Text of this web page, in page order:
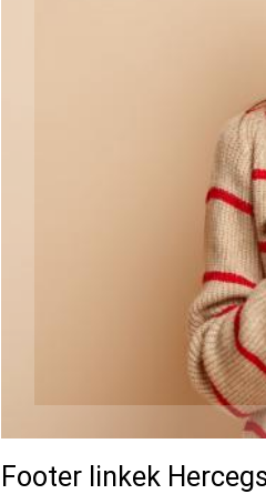
Footer linkek